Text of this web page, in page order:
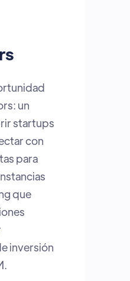
en el
abiertos
visibilizar
real de
próxima
de